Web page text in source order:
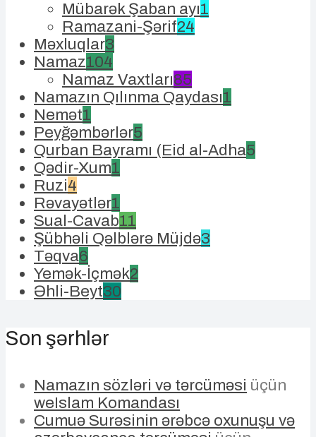
Mübarək Şaban ayı1
Ramazani-Şərif24
Məxluqlar3
Namaz104
Namaz Vaxtları85
Namazın Qılınma Qaydası1
Nemət1
Peyğəmbərlər5
Qurban Bayramı (Eid al-Adha5
Qədir-Xum1
Ruzi4
Rəvayətlər1
Sual-Cavab11
Şübhəli Qəlblərə Müjdə3
Təqva6
Yemək-İçmək2
Əhli-Beyt30
Son şərhlər
Namazın sözləri və tərcüməsi üçün
weIslam Komandası
Cumuə Surəsinin ərəbcə oxunuşu və